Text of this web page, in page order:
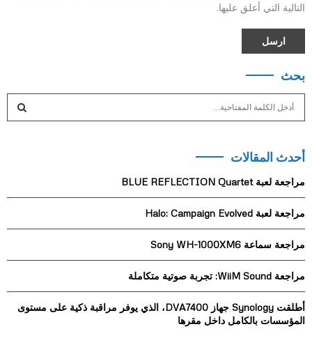
التالية التي أعلق عليها.
بحث
c
f
r
:
أحدث المقالات
مراجعة لعبة BLUE REFLECTION Quartet
مراجعة لعبة Halo: Campaign Evolved
مراجعة سماعة Sony WH-1000XM6
مراجعة WiiM Sound: تجربة صوتية متكاملة
أطلقت Synology جهاز DVA7400، الذي يوفر مراقبة ذكية على مستوى
المؤسسات بالكامل داخل مقرها